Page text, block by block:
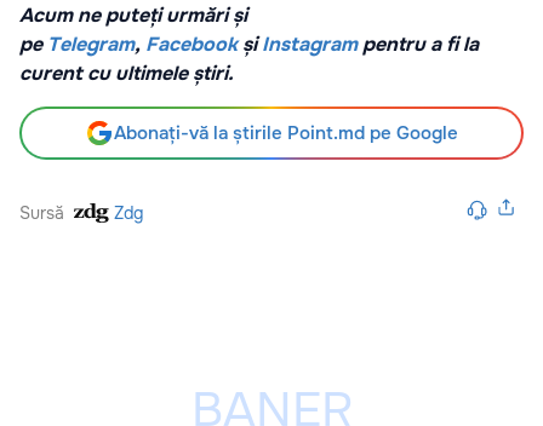
Acum ne puteți urmări și
pe Telegram, FacebookșiInstagrampentru a fi la
curent cu ultimele știri.
Abonați-vă la știrile Point.md pe Google
Sursă Zdg